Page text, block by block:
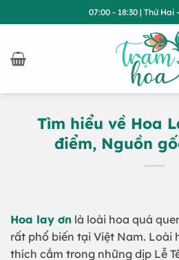
qua
dung
07:00 - 18:30 | Thứ Hai
Tìm hiểu về Hoa
điểm, Nguồn
Hoa lay ơn là loài hoa quá
rất phổ biến tại Việt Nam. Loài
thích cắm trong những dịp Lễ